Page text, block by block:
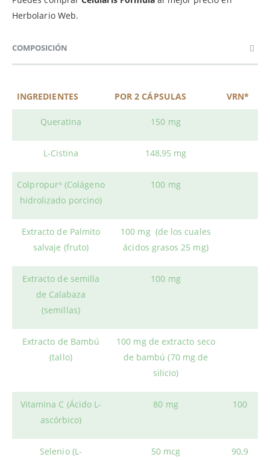
Herbolario Web.
COMPOSICIÓN
INGREDIENTES POR 2 CÁPSULAS VRN*
Queratina 150 mg
L-Cistina 148,95 mg
Colpropur® (Colágeno
hidrolizado porcino)
100 mg
Extracto de Palmito
salvaje (fruto)
100 mg (de los cuales
ácidos grasos 25 mg)
Extracto de semilla
de Calabaza
(semillas)
100 mg
Extracto de Bambú
(tallo)
100 mg de extracto seco
de bambú (70 mg de
silicio)
Vitamina C (Ácido L-
ascórbico)
80 mg 100
Selenio (L- 50 mcg 90,9